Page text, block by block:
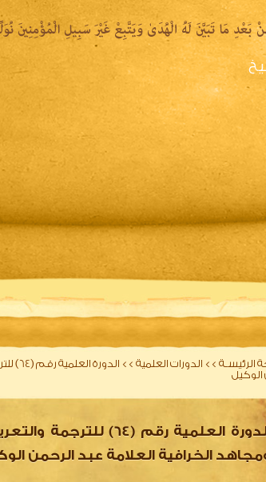
الشيخ المكتبة المقروءة
الرئيسـة >> الدورات العلمية >>
الوكيل
الدورة العلمية رقم (64)
الخرافية العلامة عبد الرحمن